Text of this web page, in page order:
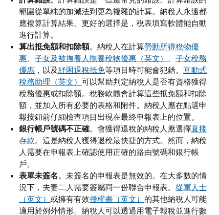
範圍從單純的加減法到更為複雜的計算。納稅人永遠都
應複算計算結果。更好的選擇是，稅表填寫軟體能自動
進行計算。
算出抵免額和扣除額。納稅人在計算勞動所得稅物優
惠、 子女及被撫養人撫養稅物優惠（英文） 、 子女稅務
優惠 ，以及紓困退稅抵免等項目時可能會犯錯。 互動式
稅務助理（英文） 可以幫助判定納稅人是否有資格獲得
稅務優惠或扣除額。稅務軟體會計算這些抵免額和扣除
額，並加入所有必要的表格和附件。納稅人應在點選申
報按鈕前仔細檢查項目出現在最終申報表上的位置。
銀行帳戶號碼不正確。會獲得退稅的納稅人應選擇直接
存款。這是納稅人獲得退稅最快捷的方式。然而，納稅
人需要在申報表上確認使用正確的路由號碼和銀行帳
戶。
表單未簽名。未簽名的申報表是無效的。在大多數的情
況下，夫妻二人需要簽屬同一份聯合申報表。 從軍人士
（英文） 或擁有有效授權書（英文） 的其他納稅人可能
適用於例外情形。納稅人可以透過用電子報稅並進行數